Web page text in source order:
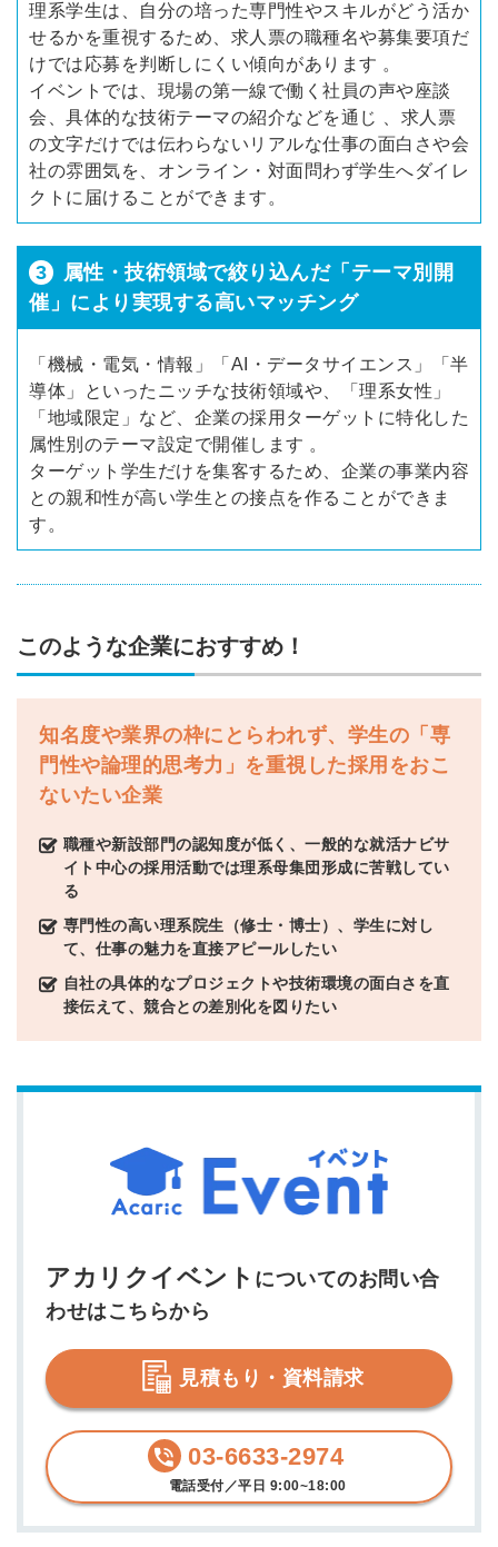
理系学生は、自分の培った専門性やスキルがどう活か
せるかを重視するため、求人票の職種名や募集要項だ
けでは応募を判断しにくい傾向があります 。
イベントでは、現場の第一線で働く社員の声や座談
会、具体的な技術テーマの紹介などを通じ 、求人票
の文字だけでは伝わらないリアルな仕事の面白さや会
社の雰囲気を、オンライン・対面問わず学生へダイレ
クトに届けることができます。
3
属性・技術領域で絞り込んだ「テーマ別開
催」により実現する高いマッチング
「機械・電気・情報」「AI・データサイエンス」「半
導体」といったニッチな技術領域や、「理系女性」
「地域限定」など、企業の採用ターゲットに特化した
属性別のテーマ設定で開催します 。
ターゲット学生だけを集客するため、企業の事業内容
との親和性が高い学生との接点を作ることができま
す。
このような企業におすすめ！
知名度や業界の枠にとらわれず、学生の「専
門性や論理的思考力」を重視した採用をおこ
ないたい企業
職種や新設部門の認知度が低く、一般的な就活ナビサ
イト中心の採用活動では理系母集団形成に苦戦してい
る
専門性の高い理系院生（修士・博士）、学生に対し
て、仕事の魅力を直接アピールしたい
自社の具体的なプロジェクトや技術環境の面白さを直
接伝えて、競合との差別化を図りたい
アカリクイベント についてのお問い合
わせはこちらから
見積もり・資料請求
03-6633-2974
電話受付／平日 9:00~18:00